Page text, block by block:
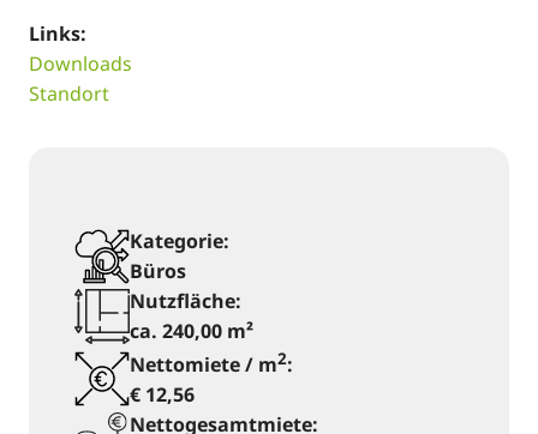
Links:
Downloads
Standort
Kategorie:
Büros
Nutzfläche:
ca. 240,00 m²
Nettomiete / m2:
€ 12,56
Nettogesamtmiete: